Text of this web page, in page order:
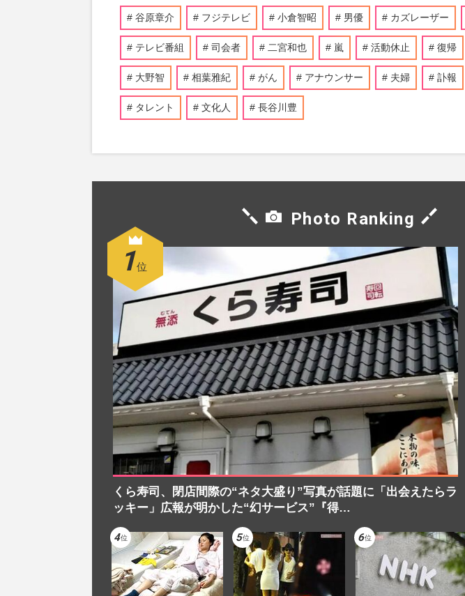
谷原章介 フジテレビ 小倉智昭 男優 カズレーザー
テレビ番組 司会者 二宮和也 嵐 活動休止 復帰
大野智 相葉雅紀 がん アナウンサー 夫婦 訃報
タレント 文化人 長谷川豊
Photo Ranking
くら寿司、閉店間際の“ネタ大盛り”写真が話題に「出会えたらラ
ッキー」広報が明かした“幻サービス”『得…